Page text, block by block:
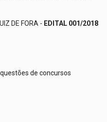
DE FORA - EDITAL 001/2018
de concursos